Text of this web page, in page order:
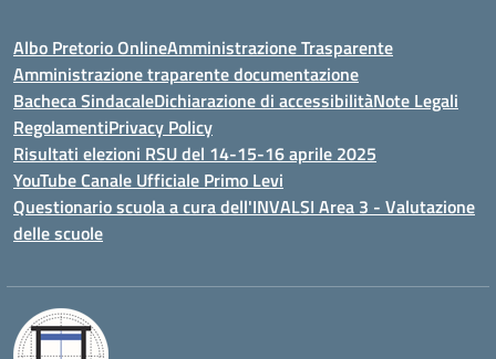
Albo Pretorio OnlineAmministrazione Trasparente
Amministrazione traparente documentazione
Bacheca SindacaleDichiarazione di accessibilitàNote Legali
RegolamentiPrivacy Policy
Risultati elezioni RSU del 14-15-16 aprile 2025
YouTube Canale Ufficiale Primo Levi
Questionario scuola a cura dell'INVALSI Area 3 - Valutazione
delle scuole